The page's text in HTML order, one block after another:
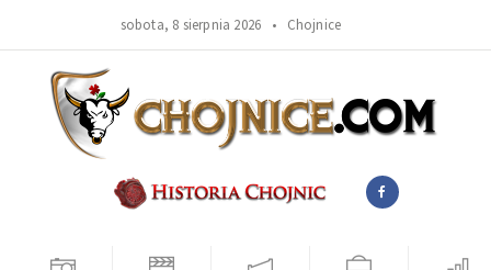
sobota, 8 sierpnia 2026 • Chojnice